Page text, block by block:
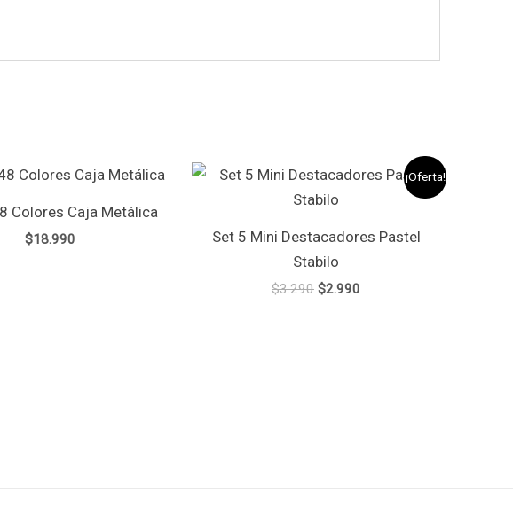
Colores Caja Metálica
$18.990
¡Oferta!
Set 5 Mini Destacadores Pastel
Stabilo
$3.290
El
original
$3.290.
$2.990
El
$2.990.